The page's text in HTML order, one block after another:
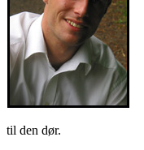
til den dør.